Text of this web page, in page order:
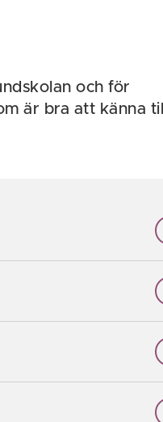
och för
är bra att känna till